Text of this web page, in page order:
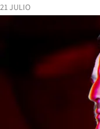
21 JULIO